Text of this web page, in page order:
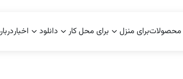
محصولاتبرای منزل برای محل کار دانلود اخبار